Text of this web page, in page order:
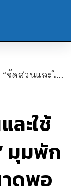
ข้างบ้าน” มุมพักผ่อนหย่อนใจในขนาดพอเหมาะ
ละใช้
มุมพัก
ดพอ